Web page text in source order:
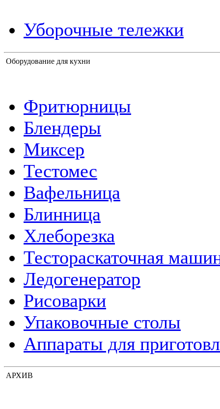
Уборочные тележки
Оборудование для кухни
Фритюрницы
Блендеры
Миксер
Тестомес
Вафельница
Блинница
Хлеборезка
Тестораскаточная
Ледогенератор
Рисоварки
Упаковочные столы
Аппараты для
АРХИВ